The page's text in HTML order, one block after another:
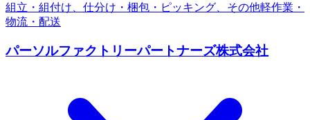
組立・組付け、仕分け・梱包・ピッキング、その他軽作業・
物流・配送
パーソルファクトリーパートナーズ株式会社